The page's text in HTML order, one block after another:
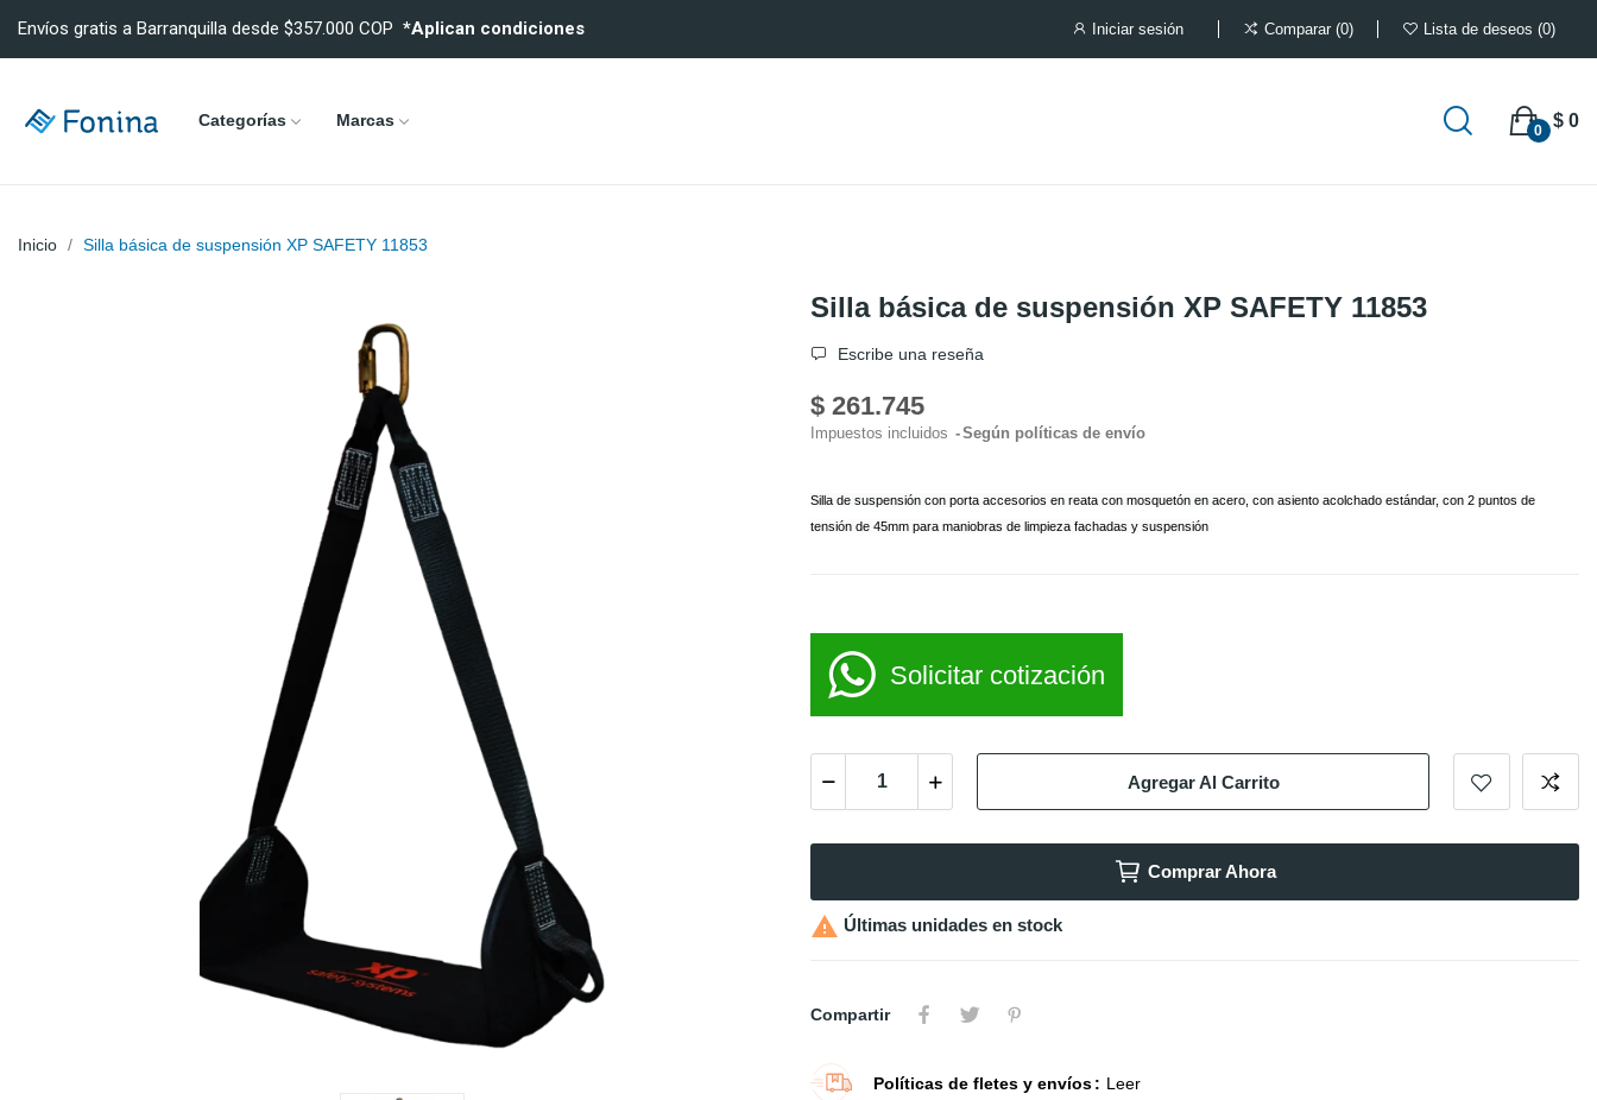
Envíos gratis a Barranquilla desde $357.000 COP *Aplican condiciones Iniciar sesión Comparar 0 Lista de deseos 0
Categorías Marcas $ 0
0
Inicio Silla básica de suspensión XP SAFETY 11853
Silla básica de suspensión XP SAFETY 11853
Escribe una reseña
$ 261.745
Impuestos incluidos Según políticas de envío
Silla de suspensión con porta accesorios en reata con mosquetón en acero, con asiento acolchado estándar, con 2 puntos de
tensión de 45mm para maniobras de limpieza fachadas y suspensión
Solicitar cotización
Agregar Al Carrito
Comprar Ahora
 Últimas unidades en stock
Compartir
Políticas de fletes y envíos Leer